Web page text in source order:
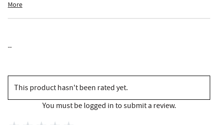
More
--
This product hasn't been rated yet.
You must be logged in to submit a review.